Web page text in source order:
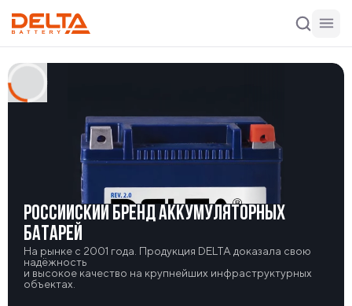
РОССИЙСКИЙ БРЕНД АККУМУЛЯТОРНЫХ
БАТАРЕЙ
На рынке с 2001 года. Продукция DELTA доказала свою
надёжность
и высокое качество на крупнейших инфраструктурных
объектах.